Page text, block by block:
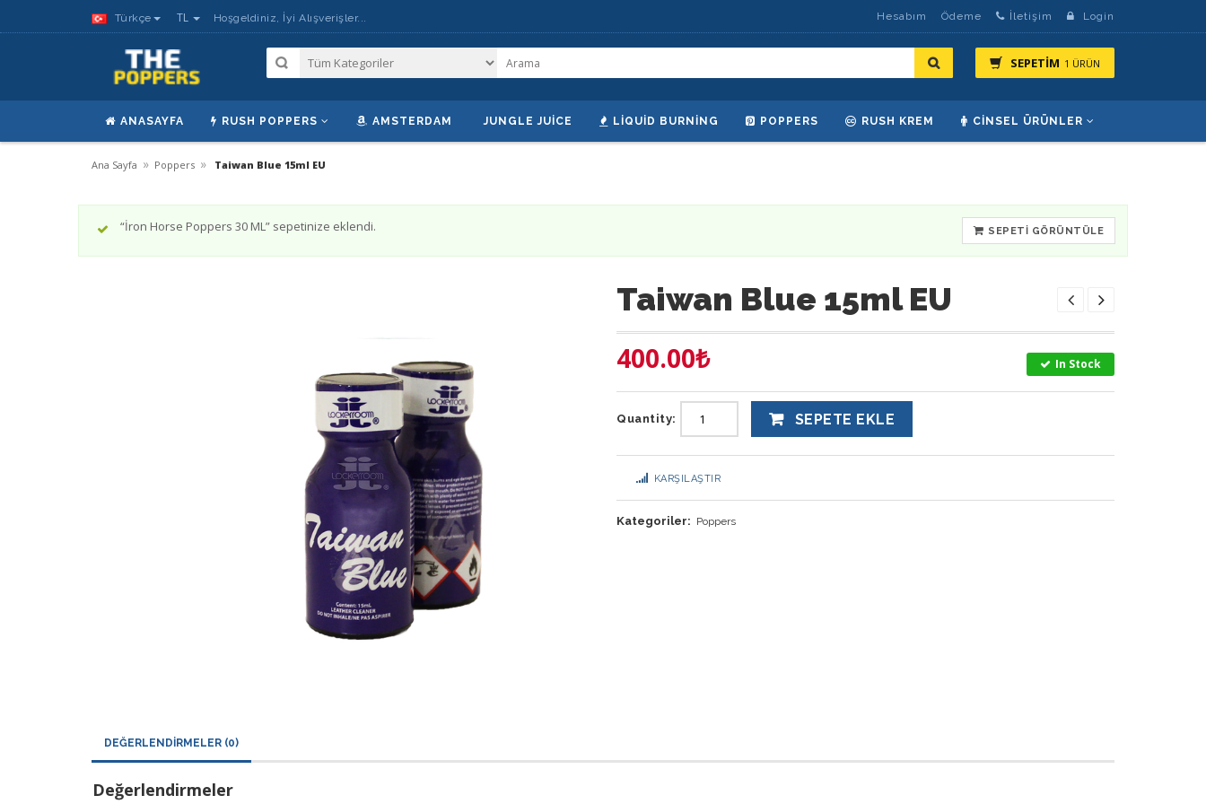
Türkçe TL Hoşgeldiniz, İyi Alışverişler... Hesabım Ödeme İletişim Login
SEPETİM 1 ÜRÜN
ANASAYFA RUSH POPPERS AMSTERDAM JUNGLE JUICE LIQUID BURNING POPPERS RUSH KREM CINSEL ÜRÜNLER
Ana Sayfa » Poppers » Taiwan Blue 15ml EU
SEPETI GÖRÜNTÜLE
“İron Horse Poppers 30 ML” sepetinize eklendi.
Taiwan Blue 15ml EU
400.00₺ In Stock
Quantity: SEPETE EKLE
KARŞILAŞTIR
Kategoriler: Poppers
DEĞERLENDIRMELER (0)
Değerlendirmeler